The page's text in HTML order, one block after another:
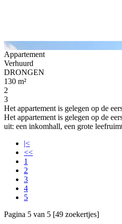
Appartement
Verhuurd
DRONGEN
130 m²
2
3
Het appartement is gelegen op de
Het appartement is gelegen op de
uit: een inkomhall, een grote
|<
<<
1
2
3
4
5
Pagina 5 van 5 [49 zoekertjes]